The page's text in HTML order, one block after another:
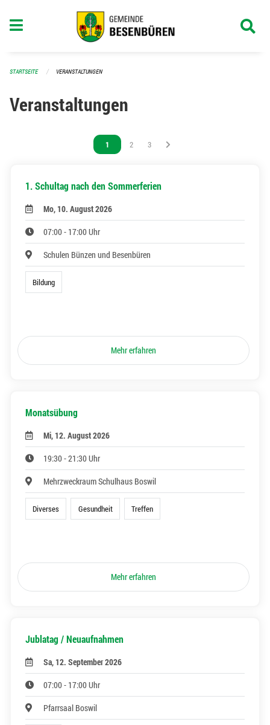
STARTSEITE VERANSTALTUNGEN
Veranstaltungen
Vous êtes sur la page
1 Vous êtes sur la page
2 Vous êtes sur la page
3
1. Schultag nach den Sommerferien
Mo, 10. August 2026
07:00 - 17:00 Uhr
Schulen Bünzen und Besenbüren
Bildung
Mehr erfahren
Monatsübung
Mi, 12. August 2026
19:30 - 21:30 Uhr
Mehrzweckraum Schulhaus Boswil
Diverses Gesundheit Treffen
Mehr erfahren
Jublatag / Neuaufnahmen
Sa, 12. September 2026
07:00 - 17:00 Uhr
Pfarrsaal Boswil